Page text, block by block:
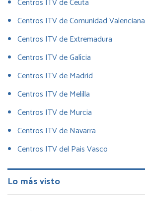
Centros ITV de Ceuta
Centros ITV de Comunidad Valenciana
Centros ITV de Extremadura
Centros ITV de Galícia
Centros ITV de Madrid
Centros ITV de Melilla
Centros ITV de Murcia
Centros ITV de Navarra
Centros ITV del Pais Vasco
Lo más visto